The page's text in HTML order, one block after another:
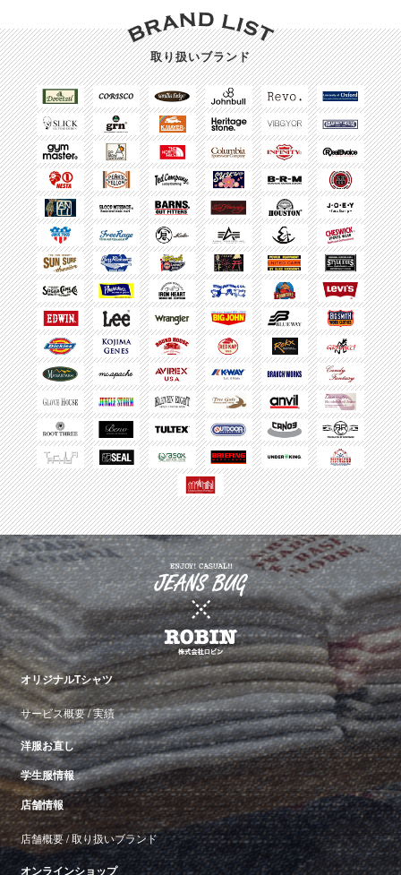
取り扱いブランド
オリジナルTシャツ
サービス概要/実績
洋服お直し
学生服情報
店舗情報
店舗概要/取り扱いブランド
オンラインショップ